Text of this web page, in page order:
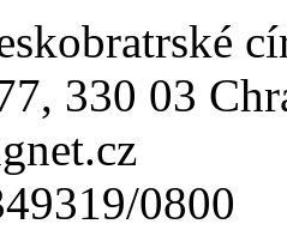
330 03
0800